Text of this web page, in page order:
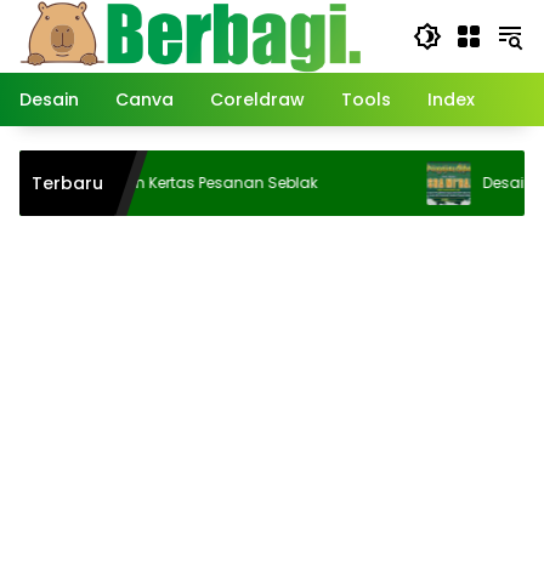
Langsung
konten
Desain
Canva Coreldraw Tools Index
Terbaru
Desain Kertas Pesanan Seblak Desain Banner